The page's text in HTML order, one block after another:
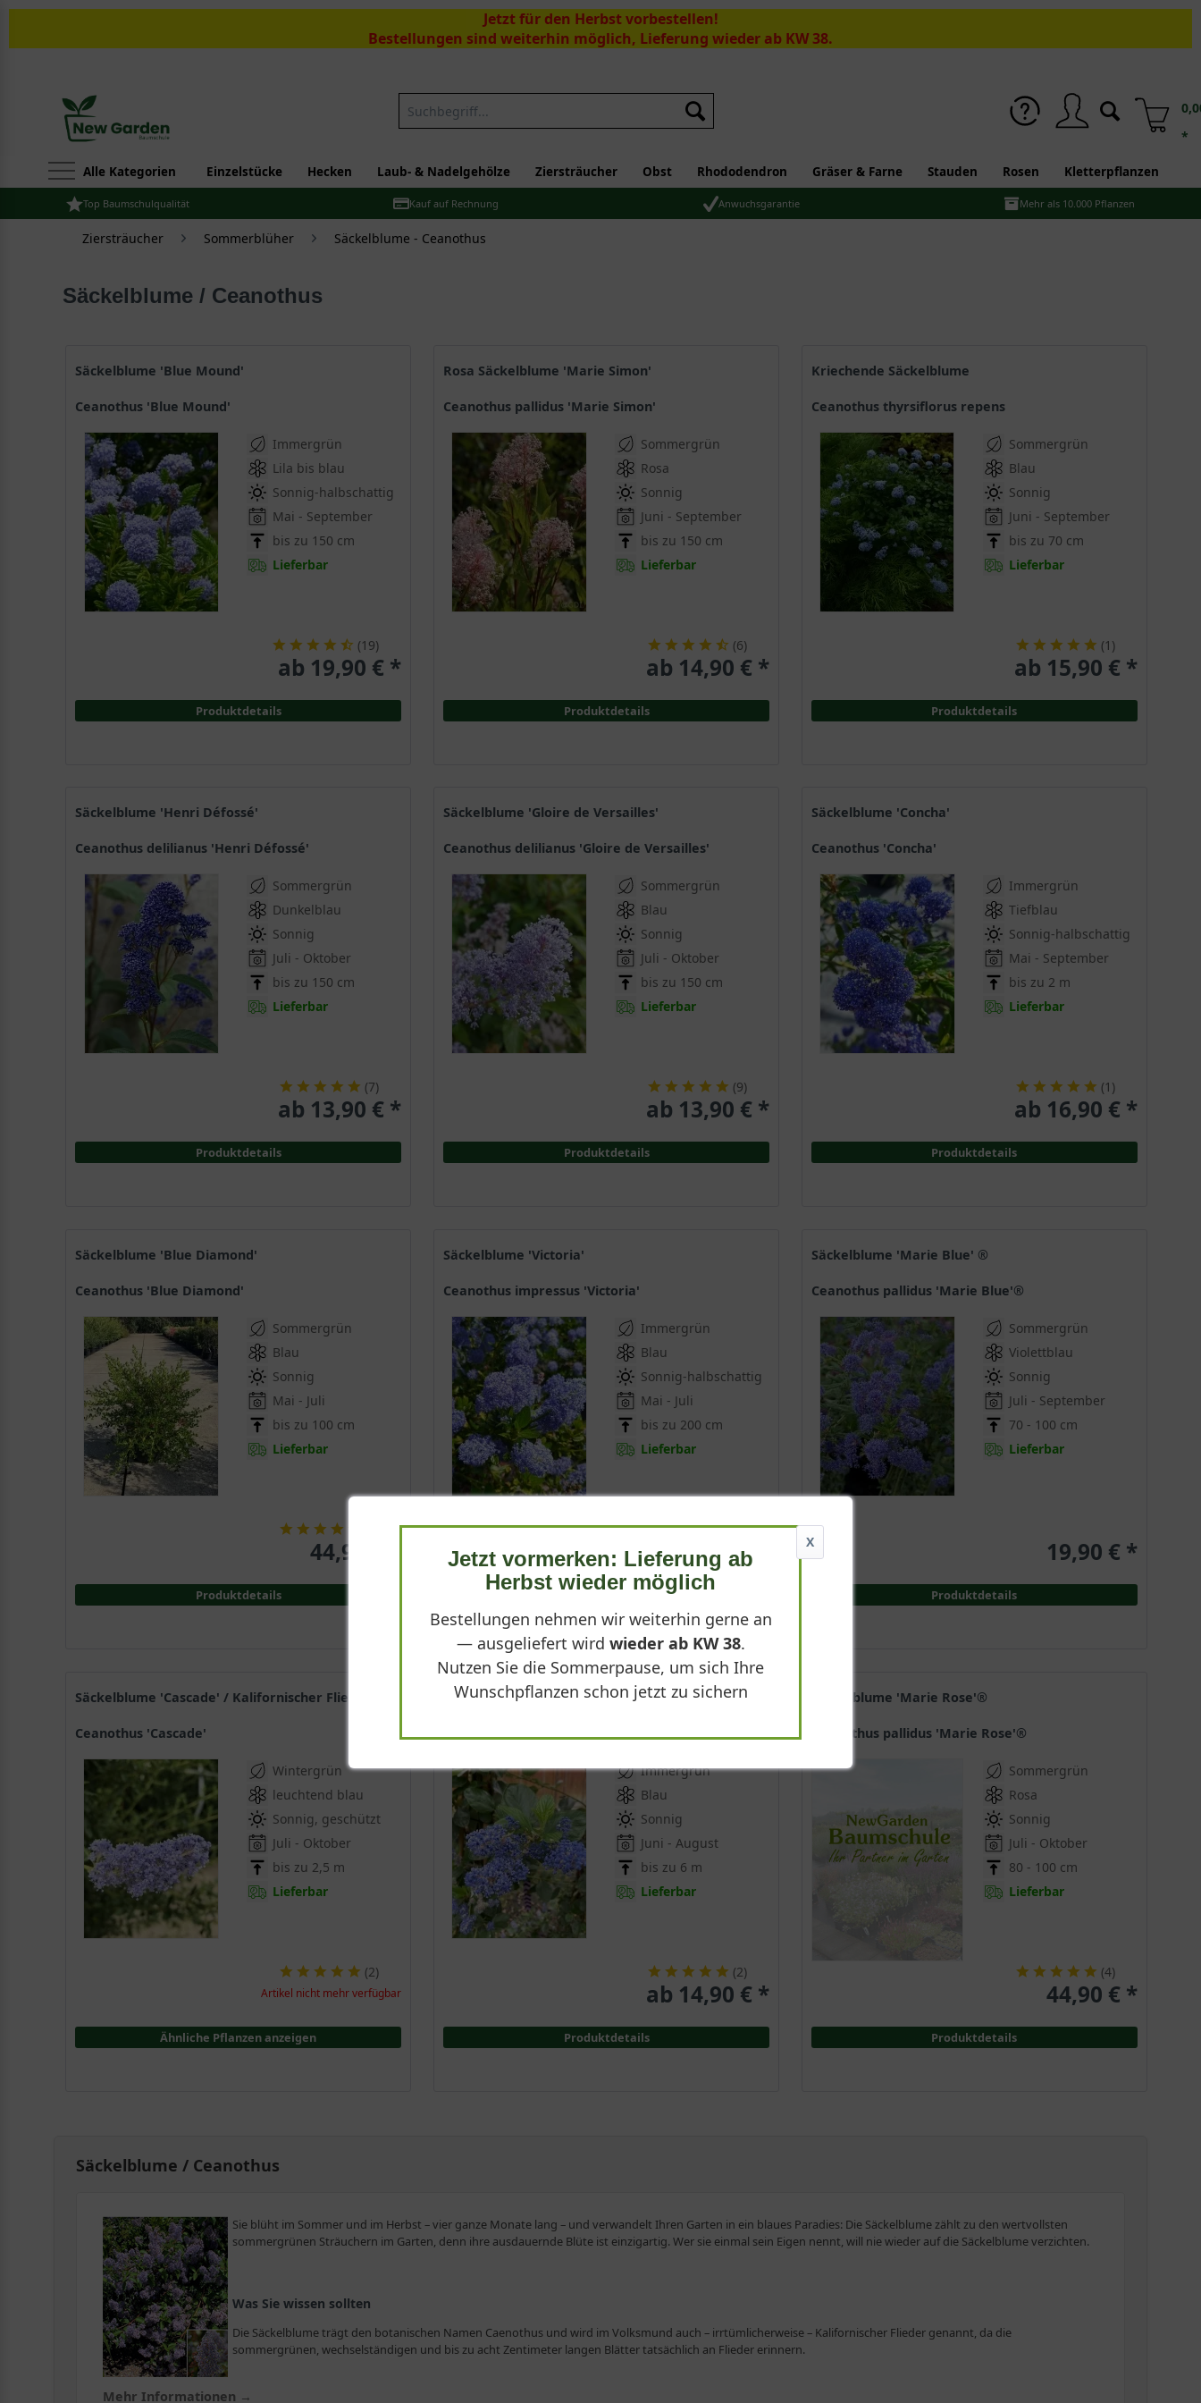
Jetzt für den Herbst vorbestellen!
Bestellungen sind weiterhin möglich, Lieferung wieder ab KW 38.
Suchen
*
Alle Kategorien Einzelstücke Hecken Laub- & Nadelgehölze Ziersträucher Obst Rhododendron Gräser & Farne Stauden Rosen Kletterpflanzen
Top Baumschulqualität Kauf auf Rechnung Anwuchsgarantie Mehr als 10.000 Pflanzen
Ziersträucher Sommerblüher Säckelblume - Ceanothus
Säckelblume / Ceanothus
Kriechende Säckelblume
Ceanothus thyrsiflorus repens
Sommergrün
Blau
Sonnig
Juni - September
bis zu 70 cm
Lieferbar
(1 )
ab 15,90 € *
Produktdetails
Rosa Säckelblume 'Marie Simon'
Ceanothus pallidus 'Marie Simon'
Sommergrün
Rosa
Sonnig
Juni - September
bis zu 150 cm
Lieferbar
(6)
ab 14,90 € *
Produktdetails
Säckelblume 'Blue Mound'
Ceanothus 'Blue Mound'
Immergrün
Lila bis blau
Sonnig-halbschattig
Mai - September
bis zu 150 cm
Lieferbar
(19)
ab 19,90 € *
Produktdetails
Säckelblume 'Concha'
Ceanothus 'Concha'
Immergrün
Tiefblau
Sonnig-halbschattig
Mai - September
bis zu 2 m
Lieferbar
(1 )
ab 16,90 € *
Produktdetails
Säckelblume 'Gloire de Versailles'
Ceanothus delilianus 'Gloire de Versailles'
Sommergrün
Blau
Sonnig
Juli - Oktober
bis zu 150 cm
Lieferbar
(9)
ab 13,90 € *
Produktdetails
Säckelblume 'Henri Défossé'
Ceanothus delilianus 'Henri Défossé'
Sommergrün
Dunkelblau
Sonnig
Juli - Oktober
bis zu 150 cm
Lieferbar
(7)
ab 13,90 € *
Produktdetails
Säckelblume 'Marie Blue' ®
Ceanothus pallidus 'Marie Blue'®
Sommergrün
Violettblau
Sonnig
Juli - September
70 - 100 cm
Lieferbar
19,90 € *
Produktdetails
Säckelblume 'Victoria'
Ceanothus impressus 'Victoria'
Immergrün
Blau
Sonnig-halbschattig
Mai - Juli
bis zu 200 cm
Lieferbar
(1)
ab 9,90 € *
Säckelblume 'Blue Diamond'
Ceanothus 'Blue Diamond'
Sommergrün
Blau
Sonnig
Mai - Juli
bis zu 100 cm
Lieferbar
44,90 € *
Produktdetails
Säckelblume 'Marie Rose'®
Ceanothus pallidus 'Marie Rose'®
Sommergrün
Rosa
Sonnig
Juli - Oktober
80 - 100 cm
Lieferbar
(4)
44,90 € *
Produktdetails
Säckelblume ’Trewithen Blue’
Ceanothus arboreus ’Trewithen Blue’
Immergrün
Blau
Sonnig
Juni - August
bis zu 6 m
Lieferbar
(2)
ab 14,90 € *
Produktdetails
Säckelblume 'Cascade' / Kalifornischer Flieder
Ceanothus 'Cascade'
Wintergrün
leuchtend blau
Sonnig, geschützt
Juli - Oktober
bis zu 2,5 m
Lieferbar
(2)
Artikel nicht mehr verfügbar
Ähnliche Pflanzen anzeigen
Säckelblume / Ceanothus
Sie blüht im Sommer und im Herbst – vier ganze Monate lang – und verwandelt Ihren Garten in ein blaues Paradies: Die Säckelblume zählt zu den wertvollsten
sommergrünen Sträuchern im Garten, denn ihre ausdauernde Blüte ist einzigartig. Wer sie einmal sein Eigen nennt, will nie wieder auf die Säckelblume verzichten.
Was Sie wissen sollten
Die Säckelblume trägt den botanischen Namen Caenothus und wird im Volksmund auch – irrtümlicherweise – Kalifornischer Flieder genannt, da die
sommergrünen, wechselständigen und bis zu acht Zentimeter langen Blätter tatsächlich an Flieder erinnern.
Mehr Informationen →
X
Jetzt vormerken: Lieferung ab
Herbst wieder möglich
Bestellungen nehmen wir weiterhin gerne an
— ausgeliefert wird wieder ab KW 38.
Nutzen Sie die Sommerpause, um sich Ihre
Wunschpflanzen schon jetzt zu sichern